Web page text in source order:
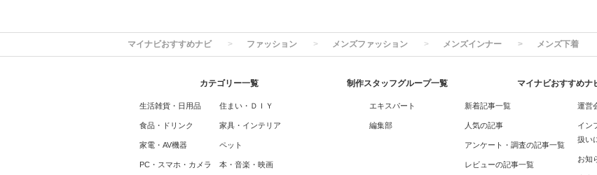
マイナビおすすめナビ ファッション メンズファッション メンズインナー メンズ下着
カテゴリー一覧
生活雑貨・日用品
食品・ドリンク
家電・AV機器
PC・スマホ・カメラ
住まい・ＤＩＹ
家具・インテリア
ペット
本・音楽・映画
制作スタッフグループ一覧
エキスパート
編集部
マイナビおすすめナ
新着記事一覧
人気の記事
アンケート・調査の記事一覧
レビューの記事一覧
運営
イン
扱い
お知